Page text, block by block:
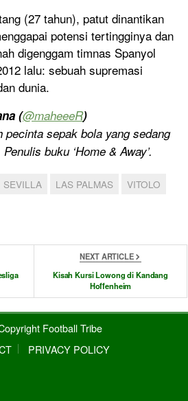
(27 tahun), patut dinantikan
potensi tertingginya dan
digenggam timnas Spanyol
lalu: sebuah supremasi
dunia.
(@maheeeR)
pecinta sepak bola yang sedang
buku ‘Home & Away’.
SEVILLA LAS PALMAS VITOLO
NEXT ARTICLE
Kisah Kursi Lowong di Kandang
Hoffenheim
Football Tribe
PRIVACY POLICY